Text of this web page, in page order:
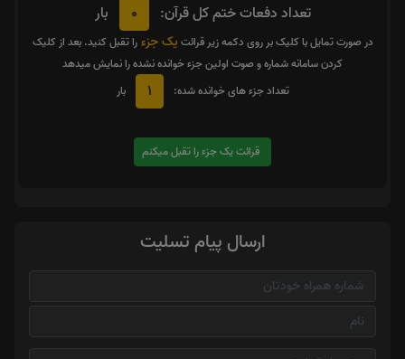
تعداد دفعات ختم کل قرآن: 0 بار
در صورت تمایل با کلیک بر روی دکمه زیر قرائت یک جزءرا تقبل کنید. بعد از کلیک
کردن سامانه شماره و صوت اولین جزء خوانده نشده را نمایش میدهد
تعداد جزء های خوانده شده:
1 بار
قرائت یک جزء را تقبل میکنم
ارسال پیام تسلیت